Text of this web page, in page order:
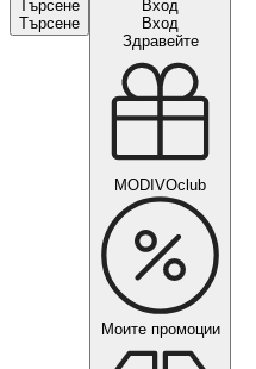
Търсене
Търсене
Вход
Вход
Здравейте
MODIVOclub
Моите промоции